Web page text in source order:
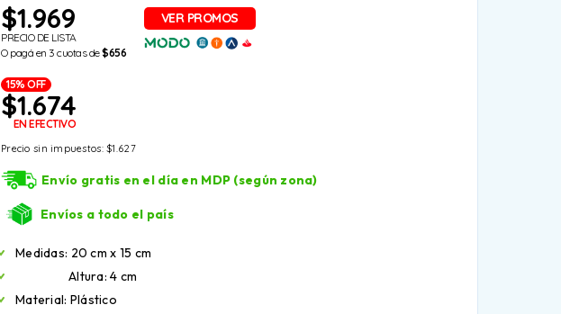
$1.969
PRECIO DE LISTA
O pagá en 3 cuotas de$656
15% OFF
$1.674
EN EFECTIVO
Precio sin impuestos:$1.627
Envío gratis en el día en MDP (según zona)
Envíos a todo el país
Medidas: 20 cm x 15 cm
Altura: 4 cm
Material: Plástico